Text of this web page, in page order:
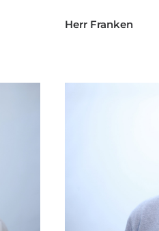
Herr Franken